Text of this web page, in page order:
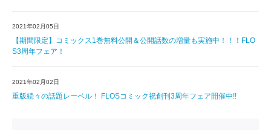
2021年02月05日
【期間限定】コミックス1巻無料公開＆公開話数の増量も実施中！！！FLO
S3周年フェア！
2021年02月02日
重版続々の話題レーベル！ FLOSコミック祝創刊3周年フェア開催中!!